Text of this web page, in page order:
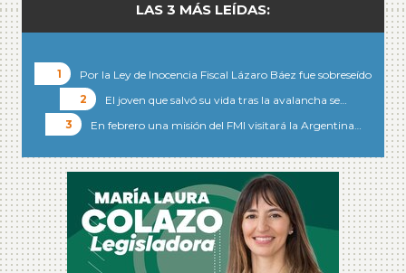
LAS 3 MÁS LEÍDAS:
Por la Ley de Inocencia Fiscal Lázaro Báez fue sobreseído
El joven que salvó su vida tras la avalancha se…
En febrero una misión del FMI visitará la Argentina…